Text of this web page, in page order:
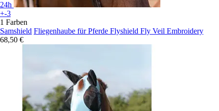
24h
+-3
1 Farben
Samshield Fliegenhaube für Pferde Flyshield Fly Veil Embroidery
68,50 €